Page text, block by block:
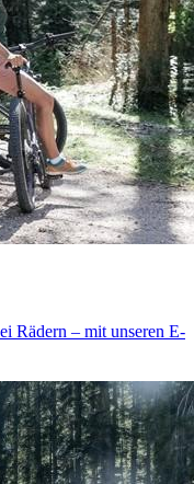
Rädern – mit unseren E-